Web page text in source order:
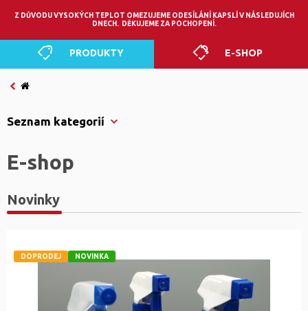
Z DŮVODU VYSOKÝCH TEPLOT OMEZUJEME ODESÍLÁNÍ KAPSLÍ V NÁSLEDUJÍCH
DNECH. DĚKUJEME ZA POCHOPENÍ.
0
PRODUKTY E-SHOP
Seznam kategorií
E-shop
Novinky
DOPRODEJ NOVINKA